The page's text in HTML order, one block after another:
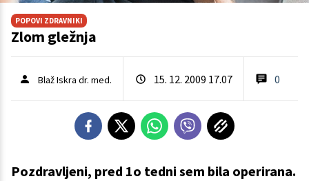
POPOVI ZDRAVNIKI
Zlom gležnja
Blaž Iskra dr. med. 15. 12. 2009 17.07 0
Pozdravljeni, pred 1o tedni sem bila operirana.